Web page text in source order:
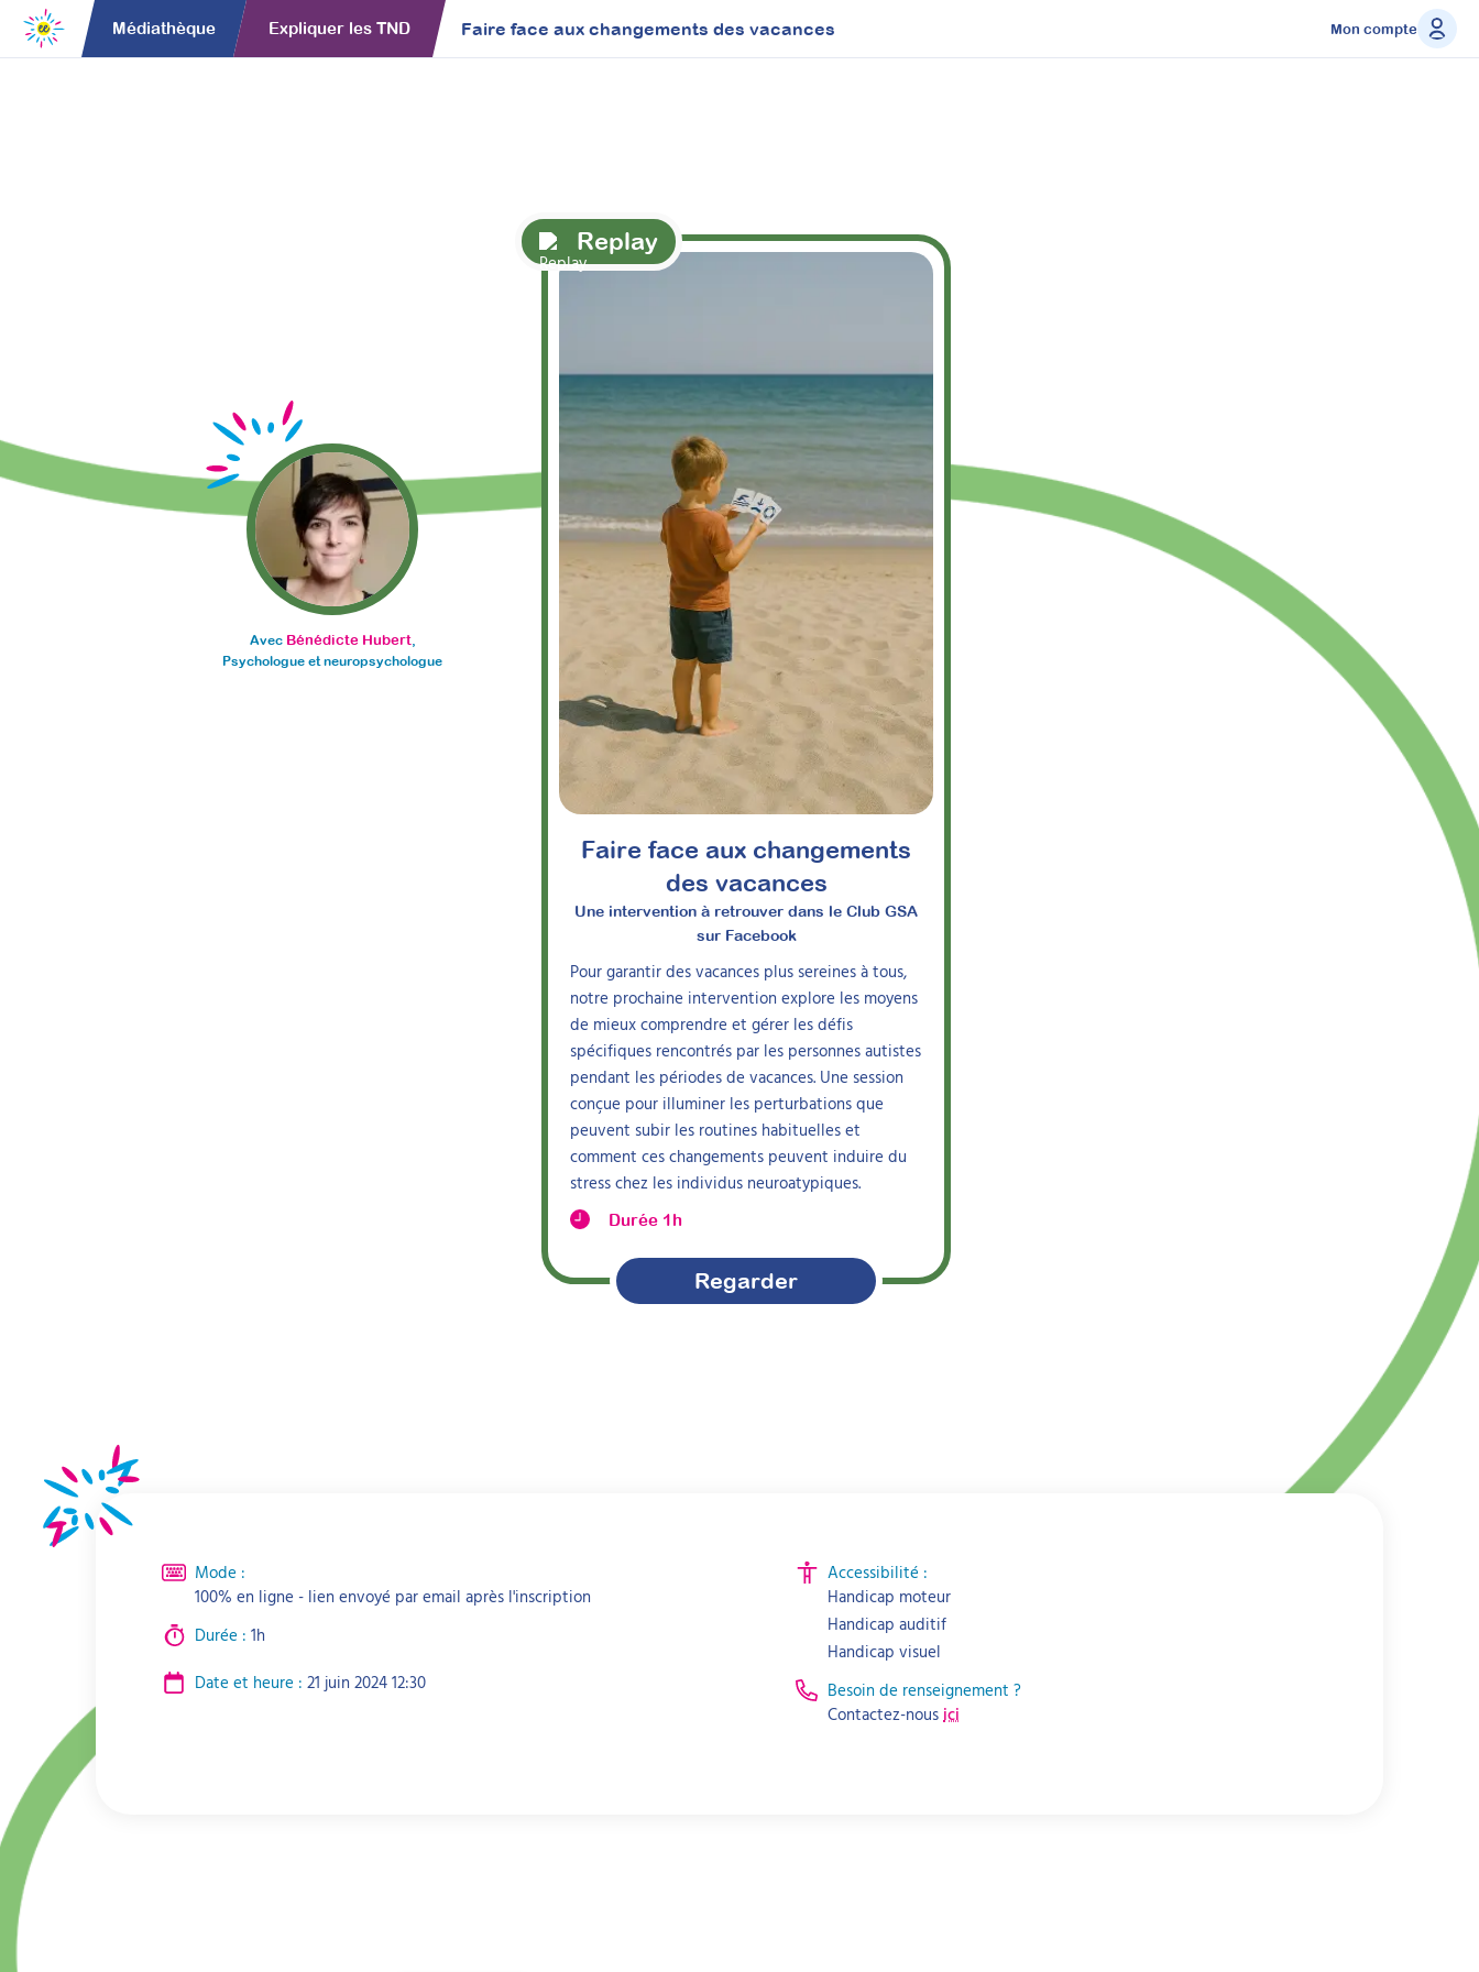
Médiathèque Expliquer les TND Faire face aux changements des vacances Mon compte
Replay
Faire face aux changements
des vacances
Une intervention à retrouver dans le Club GSA
sur Facebook
Pour garantir des vacances plus sereines à tous,
notre prochaine intervention explore les moyens
de mieux comprendre et gérer les défis
spécifiques rencontrés par les personnes autistes
pendant les périodes de vacances. Une session
conçue pour illuminer les perturbations que
peuvent subir les routines habituelles et
comment ces changements peuvent induire du
stress chez les individus neuroatypiques.
Durée 1h
Regarder
Avec Bénédicte Hubert,
Psychologue et neuropsychologue
Mode :
100% en ligne - lien envoyé par email après l'inscription
Durée : 1h
Date et heure : 21 juin 2024 12:30
Accessibilité :
Handicap moteur
Handicap auditif
Handicap visuel
Besoin de renseignement ?
Contactez-nous ici